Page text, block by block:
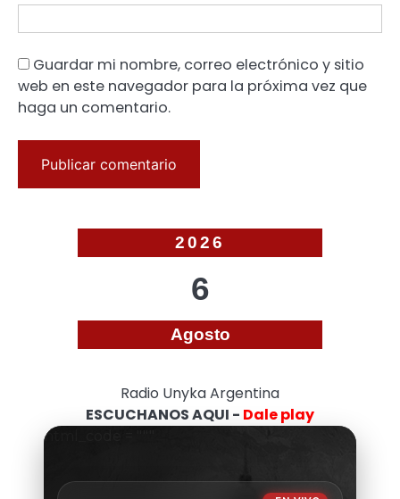
Guardar mi nombre, correo electrónico y sitio
web en este navegador para la próxima vez que
haga un comentario.
2026
6
Agosto
Radio Unyka Argentina
ESCUCHANOS AQUI - Dale play